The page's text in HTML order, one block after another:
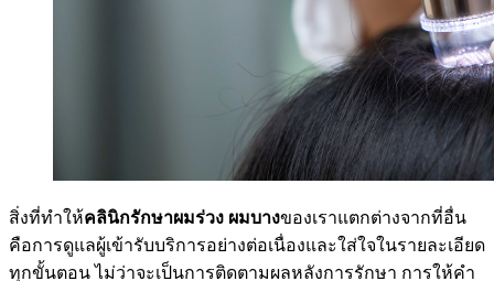
สิ่งที่ทำให้คลินิกรักษาผมร่วง ผมบางของเราแตกต่างจากที่อื่น
คือการดูแลผู้เข้ารับบริการอย่างต่อเนื่องและใส่ใจในรายละเอียด
ทุกขั้นตอน ไม่ว่าจะเป็นการติดตามผลหลังการรักษา การให้คำ